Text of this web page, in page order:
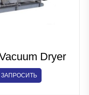
Dryer
ЗАПРОСИТЬ